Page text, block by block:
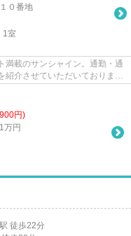
０番地
1室
満載のサンシャイン。通勤・通
紹介させていただいておりま
円)
万円
駅 徒歩22分